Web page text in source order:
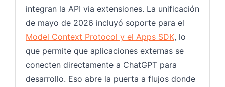
integran la API via extensiones. La unificación
de mayo de 2026 incluyó soporte para el
Model Context Protocol y el Apps SDK, lo
que permite que aplicaciones externas se
conecten directamente a ChatGPT para
desarrollo. Eso abre la puerta a flujos donde